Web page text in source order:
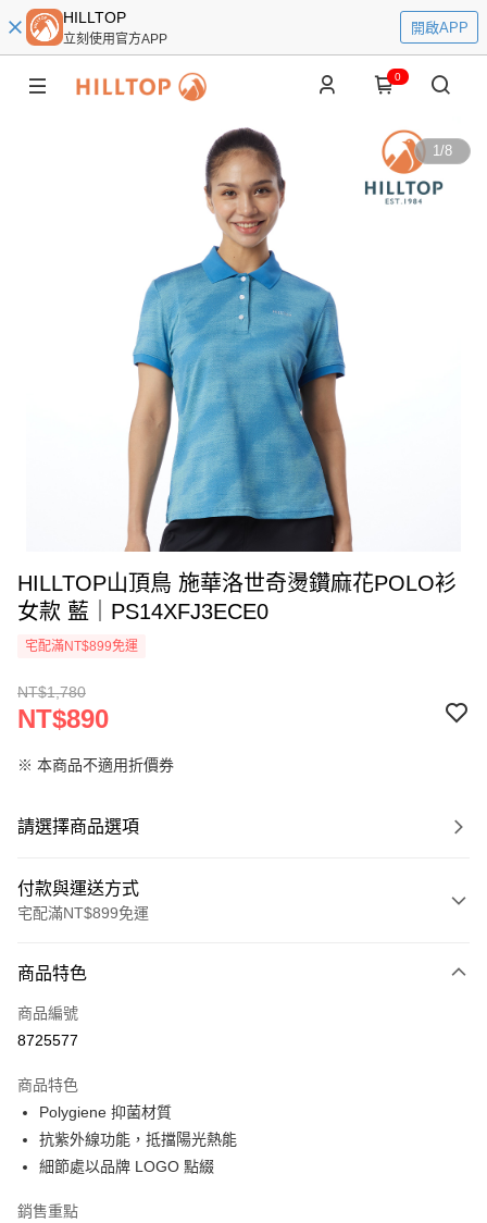
HILLTOP
立刻使用官方APP
開啟APP
0
1/8
HILLTOP山頂鳥 施華洛世奇燙鑽麻花POLO衫
女款 藍｜PS14XFJ3ECE0
宅配滿NT$899免運
NT$1,780
NT$890
※ 本商品不適用折價券
請選擇商品選項
付款與運送方式
宅配滿NT$899免運
信用卡一次付款
LINE Pay
悠遊付
Google Pay
運送方式
商品特色
商品編號
8725577
商品特色
Polygiene 抑菌材質
抗紫外線功能，抵擋陽光熱能
細節處以品牌 LOGO 點綴
銷售重點